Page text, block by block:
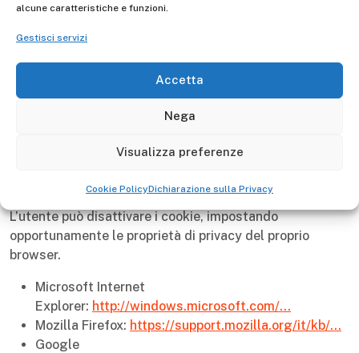
alcune caratteristiche e funzioni.
Gestisci servizi
Accetta
Nega
Visualizza preferenze
Cookie PolicyDichiarazione sulla Privacy
Il sito che sta navigando utilizza strumenti di analisi
in forma aggregata. Se si preferisce restringere,
bloccare o cancellare i cookie di questo sito, è possibile
farlo modificando la configurazione del proprio browser
possibile sfruttare tutte le funzionalità del sito.
Disattivazione dei cookie
L’utente può disattivare i cookie, impostando
opportunamente le proprietà di privacy del proprio
browser.
Microsoft Internet
Explorer: http://windows.microsoft.com/…
Mozilla Firefox: https://support.mozilla.org/it/kb/…
Google